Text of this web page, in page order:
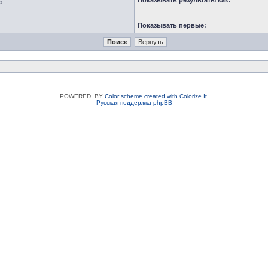
Показывать первые:
POWERED_BY Color scheme created with Colorize It.
Русская поддержка phpBB